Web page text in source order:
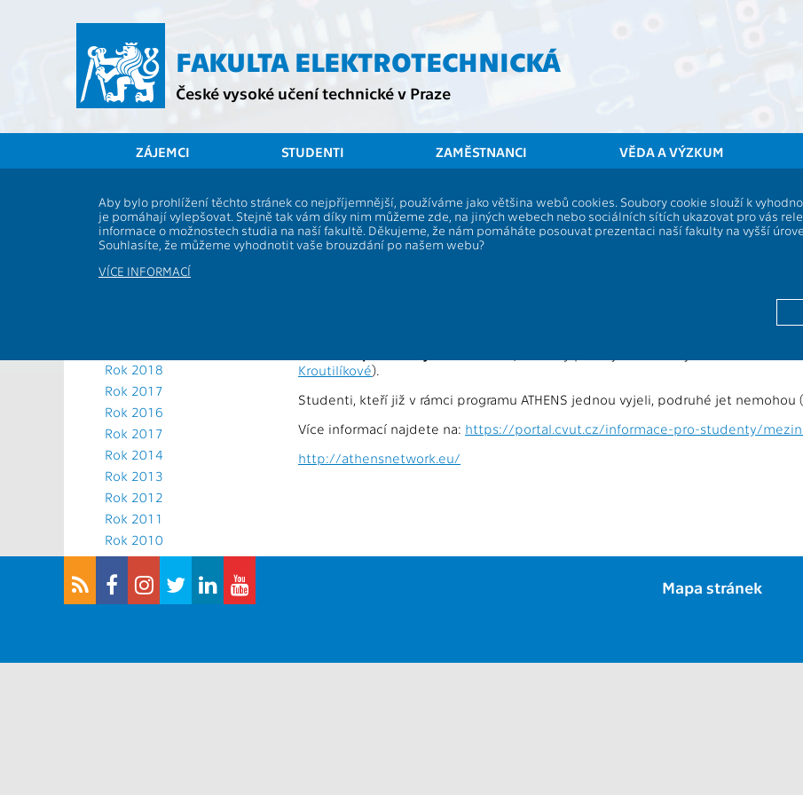
FAKULTA ELEKTROTECHNICKÁ
České vysoké učení technické v Praze
ZÁJEMCI STUDENTI ZAMĚSTNANCI VĚDA A VÝZKUM
Aby bylo prohlížení těchto stránek co nejpříjemnější, používáme jako většina webů cookies. Soubory cookie slouží k
je pomáhají vylepšovat. Stejně tak vám díky nim můžeme zde, na jiných webech nebo sociálních sítích ukazovat pro vás
informace o možnostech studia na naší fakultě. Děkujeme, že nám pomáháte posouvat prezentaci naší fakulty na vyšší
Souhlasíte, že můžeme vyhodnotit vaše brouzdání po našem webu?
VÍCE INFORMACÍ
Aktuální rok
Rok 2025
Rok 2024
Rok 2023
Rok 2018
Rok 2017
Rok 2016
Rok 2017
Rok 2014
Rok 2013
Rok 2012
Rok 2011
Rok 2010
Týdenní intenzivní kurzy v rámci programu
univerzitách
studentům vyšších ročníků a PHD studentům partnerských technických
Kroutilíkové).
Studenti, kteří již v rámci programu ATHENS jednou vyjeli, podruhé jet
Více informací najdete na: https://portal.cvut.cz/informace-pro-studenty/
http://athensnetwork.eu/
Mapa stránek